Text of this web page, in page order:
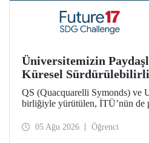
Üniversitemizin
Küresel
Öğrencilerimizin
QS (Quacquarelli Symonds) ve
birliğiyle yürütülen, İTÜ’nün de
öğrenci başvuruları açıldı.
05 Ağu 2026 Öğrenci